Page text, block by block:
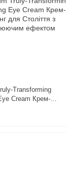
Transforming
Cream Крем-
ефектом